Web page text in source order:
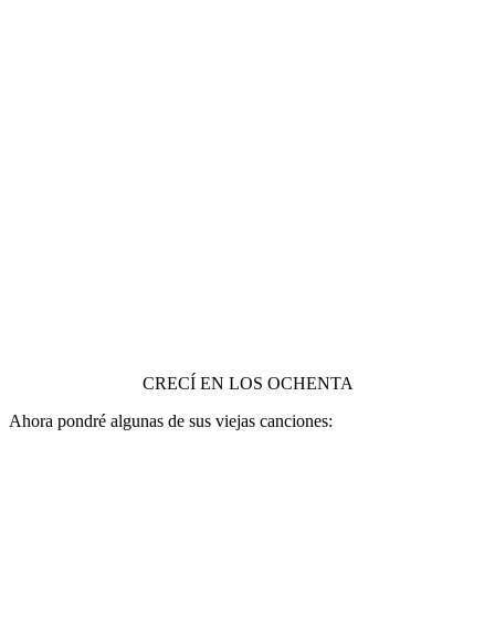
CRECÍ EN LOS OCHENTA
Ahora pondré algunas de sus viejas canciones: